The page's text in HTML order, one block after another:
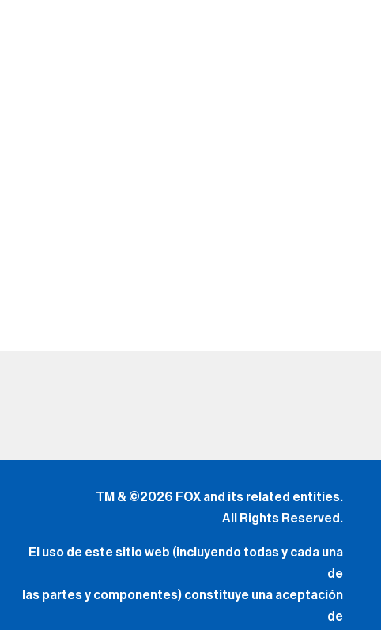
TM & ©2026 FOX and its related entities.
All Rights Reserved.
El uso de este sitio web (incluyendo todas y cada una
de
las partes y componentes) constituye una aceptación
de